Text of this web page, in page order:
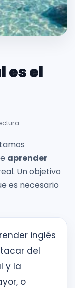
es el
aprender
Un objetivo
es necesario
inglés
del
y la
o